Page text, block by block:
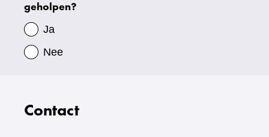
gegevens
geholpen?
Ja
Nee
Contact